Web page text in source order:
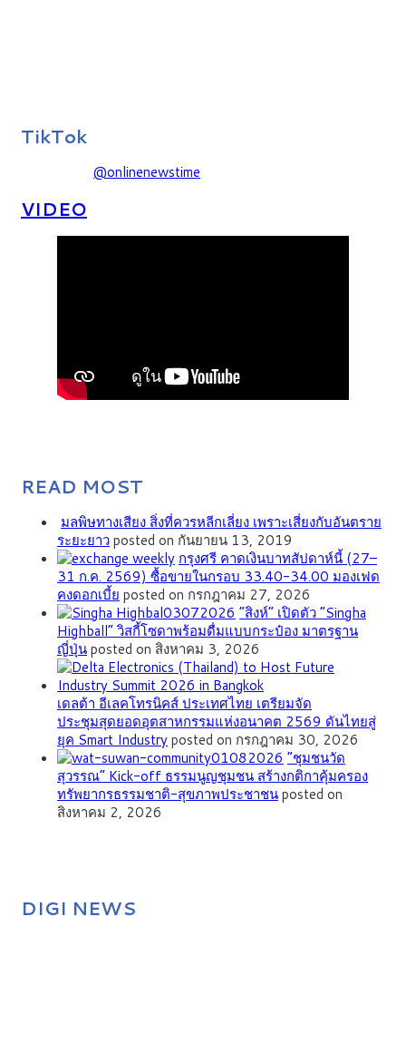
TikTok
@onlinenewstime
VIDEO
READ MOST
มลพิษทางเสียง สิ่งที่ควรหลีกเลี่ยง เพราะเสี่ยงกับอันตราย
ระยะยาวposted on กันยายน 13, 2019
กรุงศรี คาดเงินบาทสัปดาห์นี้ (27–
31 ก.ค. 2569) ซื้อขายในกรอบ 33.40-34.00 มองเฟด
คงดอกเบี้ย posted on กรกฎาคม 27, 2026
“สิงห์” เปิดตัว “Singha
Highball” วิสกี้โซดาพร้อมดื่มแบบกระป๋อง มาตรฐาน
ญี่ปุ่นposted on สิงหาคม 3, 2026
เดลต้า อีเลคโทรนิคส์ ประเทศไทย เตรียมจัด
ประชุมสุดยอดอุตสาหกรรมแห่งอนาคต 2569 ดันไทยสู่
ยุค Smart Industryposted on กรกฎาคม 30, 2026
”ชุมชนวัด
สุวรรณ” Kick-off ธรรมนูญชุมชน สร้างกติกาคุ้มครอง
ทรัพยากรธรรมชาติ-สุขภาพประชาชนposted on
สิงหาคม 2, 2026
DIGI NEWS